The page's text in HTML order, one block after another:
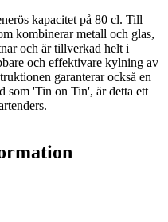
kapacitet på 80 cl. Till
kombinerar metall och glas,
och är tillverkad helt i
och effektivare kylning av
garanterar också en
som 'Tin on Tin', är detta ett